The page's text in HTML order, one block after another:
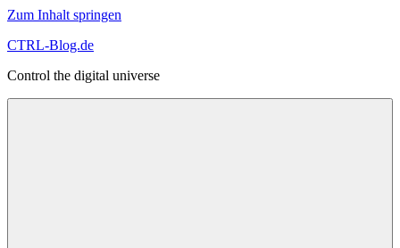
Zum Inhalt springen
CTRL-Blog.de
Control the digital universe